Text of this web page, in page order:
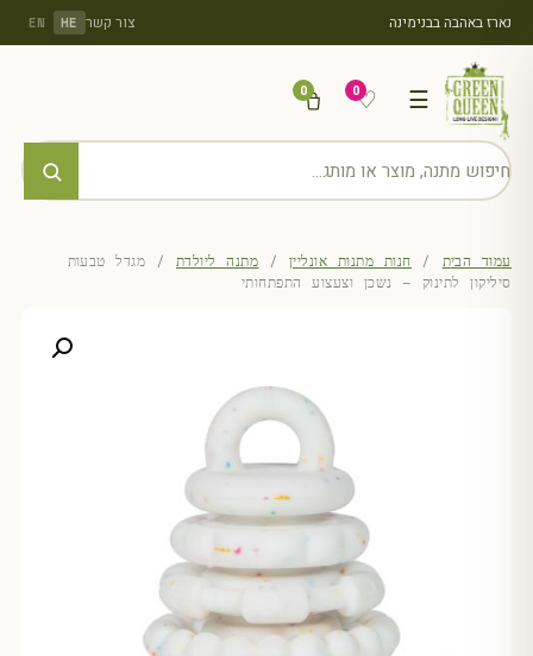
נארז באהבה בבנימינה צור קשר HE
EN
☰
♡
0
0
עמוד הבית / חנות מתנות אונליין / מתנה ליולדת / מגדל טבעות
סיליקון לתינוק – נשכן וצעצוע התפתחותי